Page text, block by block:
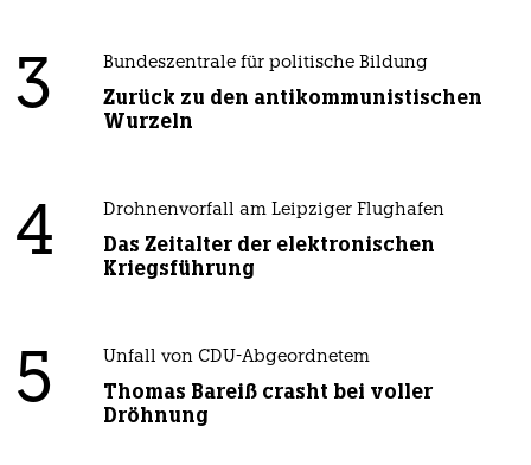
3 Bundeszentrale für politische Bildung
Zurück zu den antikommunistischen
Wurzeln
4 Drohnenvorfall am Leipziger Flughafen
Das Zeitalter der elektronischen
Kriegsführung
5 Unfall von CDU-Abgeordnetem
Thomas Bareiß crasht bei voller
Dröhnung